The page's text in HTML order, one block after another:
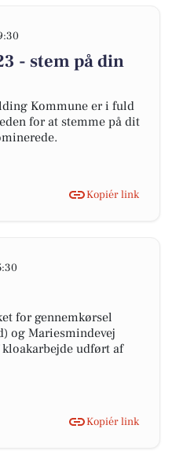
- stem på din
Kommune er i fuld
for at stemme på dit
Kopiér link
for gennemkørsel
og Mariesmindevej
udført af
Kopiér link